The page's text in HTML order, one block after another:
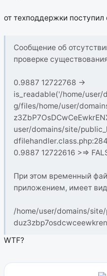
от техподдержки поступил
Сообщение об
проверке
0.9887 12722768 ->
is_readable('/home/
g/files/home/user/
user/domains/site/
dfilehandler.class.php:284
0.9887 12722616 >=>
При этом временный
приложением, имеет
/home/user/domains/
WTF?